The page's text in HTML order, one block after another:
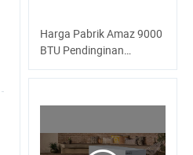
Harga Pabrik Amaz 9000
BTU Pendinginan
Pemanasan AC Pintar
Split Inverter